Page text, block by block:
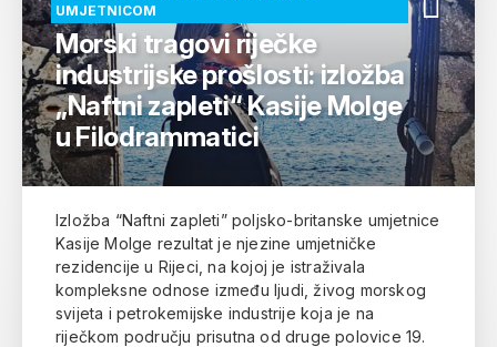
UMJETNICOM
Morski tragovi riječke
industrijske prošlosti: izložba
„Naftni zapleti“ Kasije Molge
u Filodrammatici
Izložba “Naftni zapleti” poljsko-britanske umjetnice
Kasije Molge rezultat je njezine umjetničke
rezidencije u Rijeci, na kojoj je istraživala
kompleksne odnose između ljudi, živog morskog
svijeta i petrokemijske industrije koja je na
riječkom području prisutna od druge polovice 19.